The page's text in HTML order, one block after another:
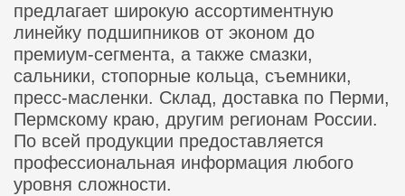
предлагает широкую ассортиментную
линейку подшипников от эконом до
премиум-сегмента, а также смазки,
сальники, стопорные кольца, съемники,
пресс-масленки. Склад, доставка по Перми,
Пермскому краю, другим регионам России.
По всей продукции предоставляется
профессиональная информация любого
уровня сложности.